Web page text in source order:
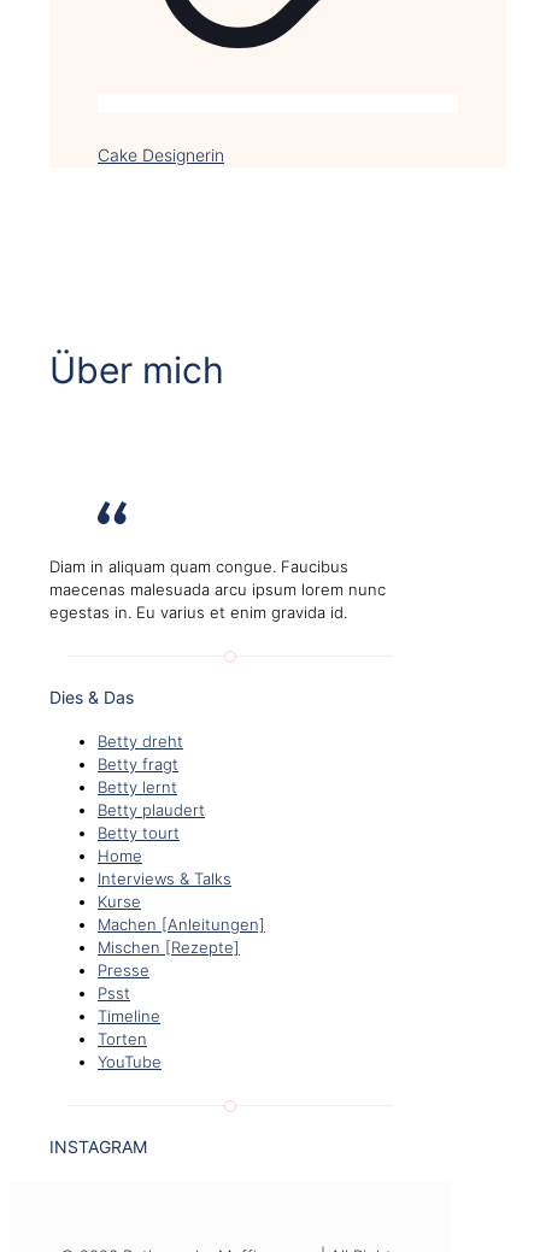
Cake Designerin
Über mich
Diam in aliquam quam congue. Faucibus
maecenas malesuada arcu ipsum lorem nunc
egestas in. Eu varius et enim gravida id.
Dies & Das
Betty dreht
Betty fragt
Betty lernt
Betty plaudert
Betty tourt
Home
Interviews & Talks
Kurse
Machen [Anleitungen]
Mischen [Rezepte]
Presse
Psst
Timeline
Torten
YouTube
INSTAGRAM